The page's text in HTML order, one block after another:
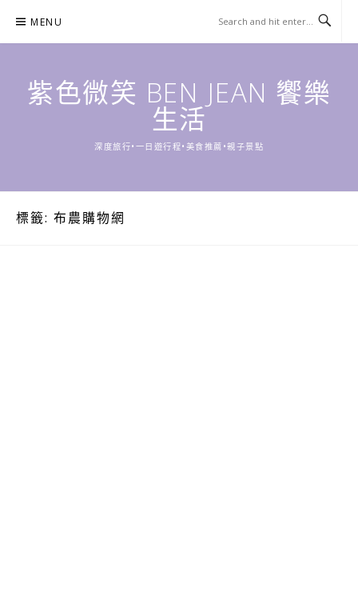
content
MENU
紫色微笑 BEN JEAN 饗樂
生活
深度旅行•一日遊行程•美食推薦•親子景點
標籤: 布農購物網